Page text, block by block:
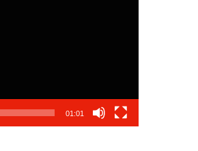
01:01